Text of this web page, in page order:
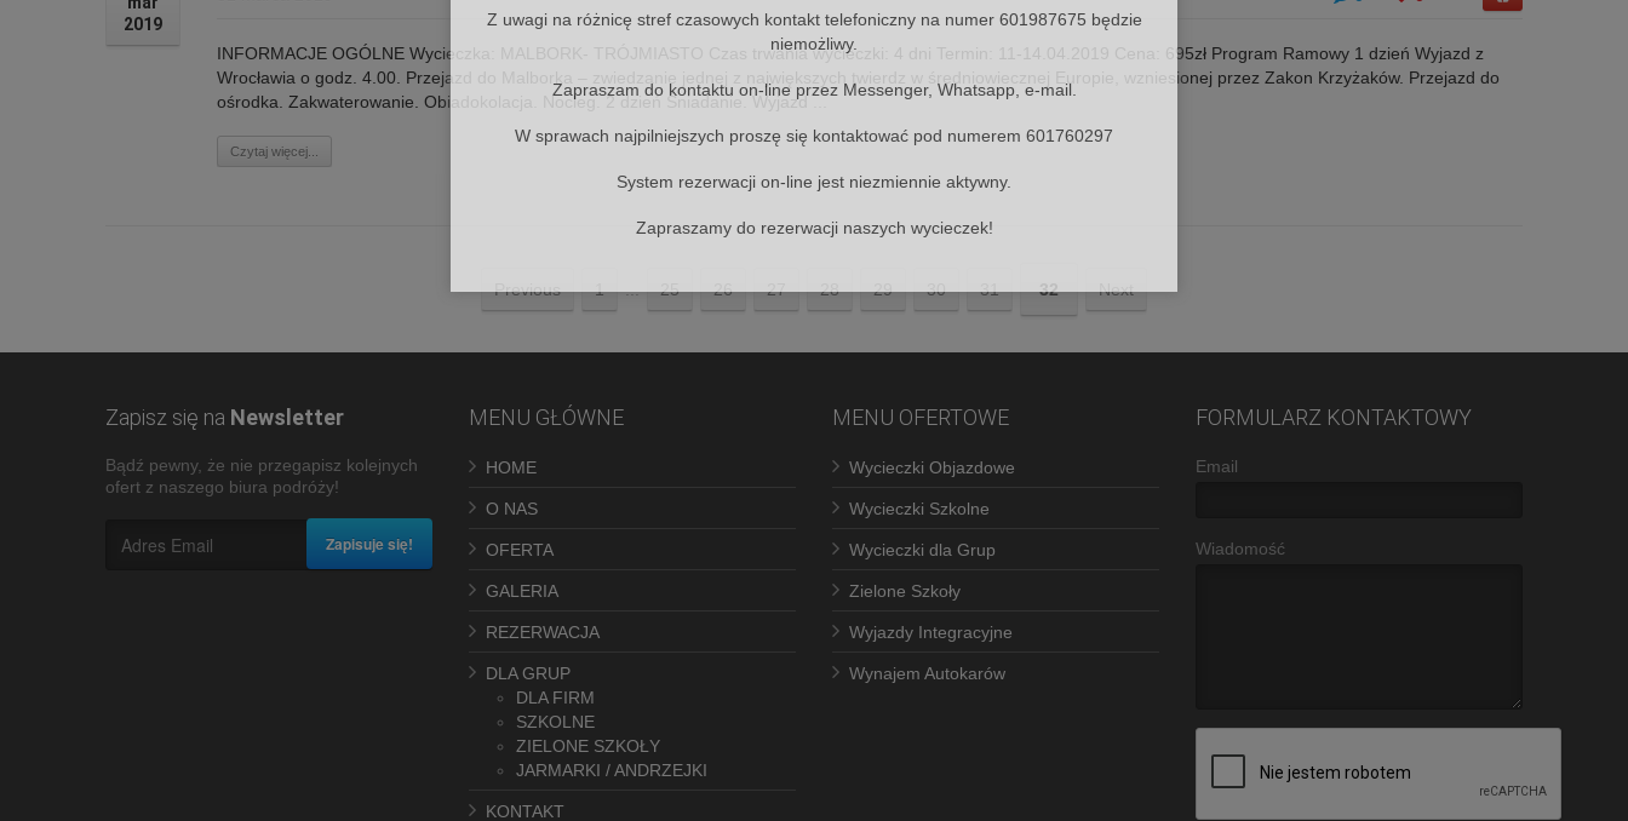
2019
INFORMACJE OGÓLNE Wycieczka: MALBORK- TRÓJMIASTO Czas trwania wycieczki: 4 dni Termin: 11-14.04.2019 Cena: 695zł Program Ramowy 1 dzień Wyjazd z
Wrocławia o godz. 4.00. Przejazd do Malborka – zwiedzanie jednej z największych twierdz w średniowiecznej Europie, wzniesionej przez Zakon Krzyżaków. Przejazd do
ośrodka. Zakwaterowanie. Obiadokolacja. Nocleg. 2 dzień Śniadanie. Wyjazd ...
Czytaj więcej...
Previous 1 ... 25 26 27 28 29 30 31 32 Next
Zapisz się na Newsletter
Bądź pewny, że nie przegapisz kolejnych
ofert z naszego biura podróży!
Zapisuje się!
MENU GŁÓWNE
HOME
O NAS
OFERTA
GALERIA
REZERWACJA
DLA GRUP
DLA FIRM
SZKOLNE
ZIELONE SZKOŁY
JARMARKI / ANDRZEJKI
KONTAKT
MENU OFERTOWE
Wycieczki Objazdowe
Wycieczki Szkolne
Wycieczki dla Grup
Zielone Szkoły
Wyjazdy Integracyjne
Wynajem Autokarów
FORMULARZ KONTAKTOWY
Email
Wiadomość
Z uwagi na różnicę stref czasowych kontakt telefoniczny na numer 601987675 będzie
niemożliwy.
Zapraszam do kontaktu on-line przez Messenger, Whatsapp, e-mail.
W sprawach najpilniejszych proszę się kontaktować pod numerem 601760297
System rezerwacji on-line jest niezmiennie aktywny.
Zapraszamy do rezerwacji naszych wycieczek!